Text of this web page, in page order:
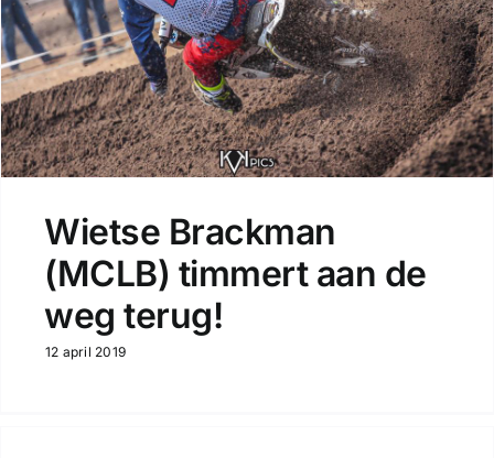
Wietse Brackman
(MCLB) timmert aan de
weg terug!
12 april 2019